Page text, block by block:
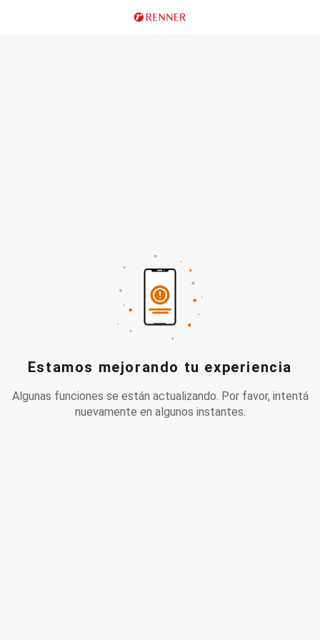
Estamos mejorando tu experiencia
Algunas funciones se están actualizando. Por favor, intentá
nuevamente en algunos instantes.